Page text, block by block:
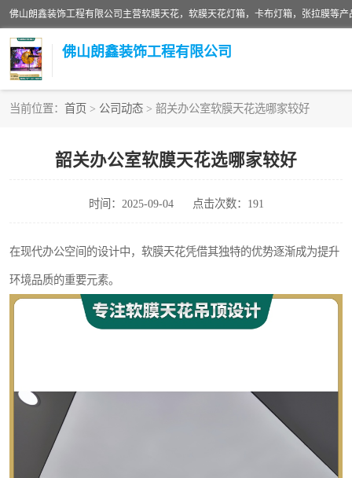
佛山朗鑫装饰工程有限公司
当前位置： 首页 > 公司动态 > 韶关办公室软膜天花选哪家较好
韶关办公室软膜天花选哪家较好
时间：2025-09-04 点击次数：191
在现代办公空间的设计中，软膜天花凭借其独特的优势逐渐成为提升
环境品质的重要元素。